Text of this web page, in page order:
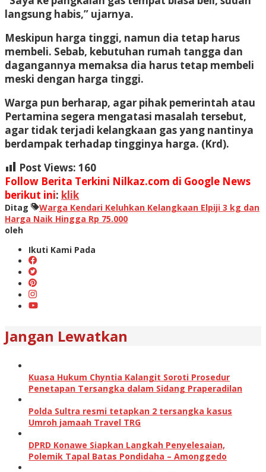
langsung habis,” ujarnya.
Meskipun harga tinggi, namun dia tetap harus
membeli. Sebab, kebutuhan rumah tangga dan
dagangannya memaksa dia harus tetap membeli
meski dengan harga tinggi.
Warga pun berharap, agar pihak pemerintah atau
Pertamina segera mengatasi masalah tersebut,
agar tidak terjadi kelangkaan gas yang nantinya
berdampak terhadap tingginya harga. (Krd).
Post Views: 160
Follow Berita Terkini Nilkaz.com di Google News
berikut ini: klik
Ditag
Warga Kendari Keluhkan Kelangkaan Elpiji 3 kg dan
Harga Naik Hingga Rp 75.000
oleh
Ikuti Kami Pada
Jangan Lewatkan
Kuasa Hukum Chyntia Kalangit Soroti Prosedur
Penetapan Tersangka dalam Sidang Praperadilan
Polda Sultra resmi tetapkan 2 tersangka kasus
Umroh jamaah Travel TRG
DPRD Konawe Siapkan Langkah Penyelesaian,
Polemik Tapal Batas Pondidaha – Amonggedo